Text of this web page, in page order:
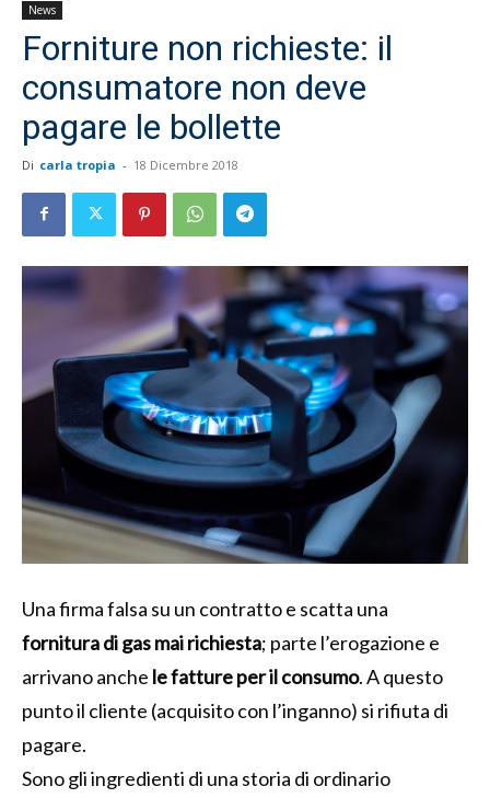
News
Forniture non richieste: il
consumatore non deve
pagare le bollette
Di carla tropia - 18 Dicembre 2018
Una firma falsa su un contratto e scatta una
fornitura di gas mai richiesta; parte l’erogazione e
arrivano anche le fatture per il consumo. A questo
punto il cliente (acquisito con l’inganno) si rifiuta di
pagare.
Sono gli ingredienti di una storia di ordinario